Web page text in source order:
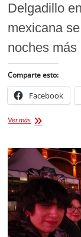
Delgadillo
mexicana
noches
Comparte esto:
Facebook
Ver másFernando
Tlaxcala
2026:
Concierto
la
gira
“El
Caminante”